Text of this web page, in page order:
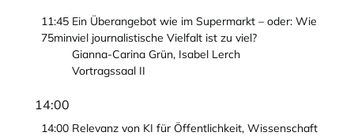
11:45
75min
Ein Überangebot wie im Supermarkt – oder: Wie
viel journalistische Vielfalt ist zu viel?
Gianna-Carina Grün, Isabel Lerch
Vortragssaal II
14:00
14:00 Relevanz von KI für Öffentlichkeit, Wissenschaft